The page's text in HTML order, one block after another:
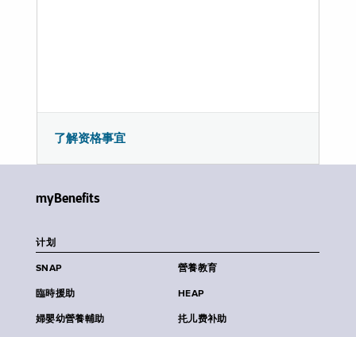
了解资格事宜
myBenefits
计划
SNAP 營養教育
臨時援助 HEAP
婦嬰幼營養輔助 扥儿费补助